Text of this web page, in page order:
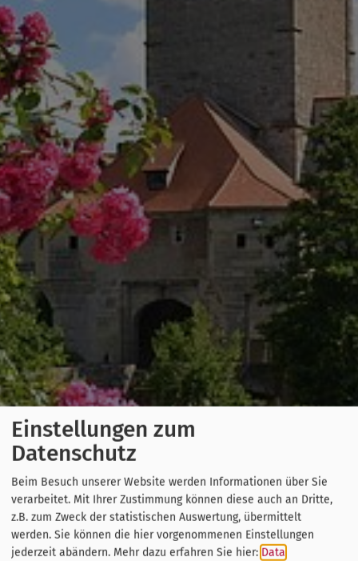
Einstellungen zum
Datenschutz
Beim Besuch unserer Website werden Informationen über Sie
verarbeitet. Mit Ihrer Zustimmung können diese auch an Dritte,
z.B. zum Zweck der statistischen Auswertung, übermittelt
werden. Sie können die hier vorgenommenen Einstellungen
jederzeit abändern. Mehr dazu erfahren Sie hier: Data